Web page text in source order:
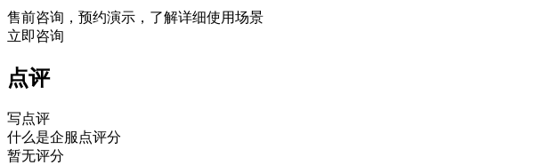
售前咨询，预约演示，了解详细使用场景
立即咨询
点评
写点评
什么是企服点评分
暂无评分